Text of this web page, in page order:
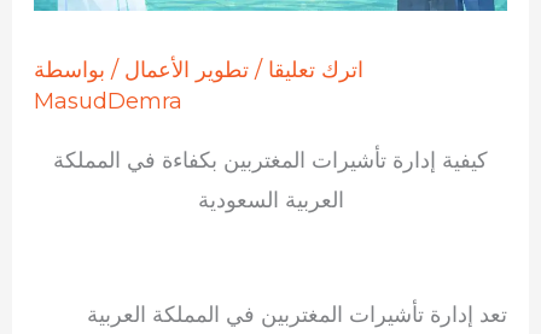
اترك تعليقا / تطوير الأعمال / بواسطة
MasudDemra
كيفية إدارة تأشيرات المغتربين بكفاءة في المملكة
العربية السعودية
تعد إدارة تأشيرات المغتربين في المملكة العربية